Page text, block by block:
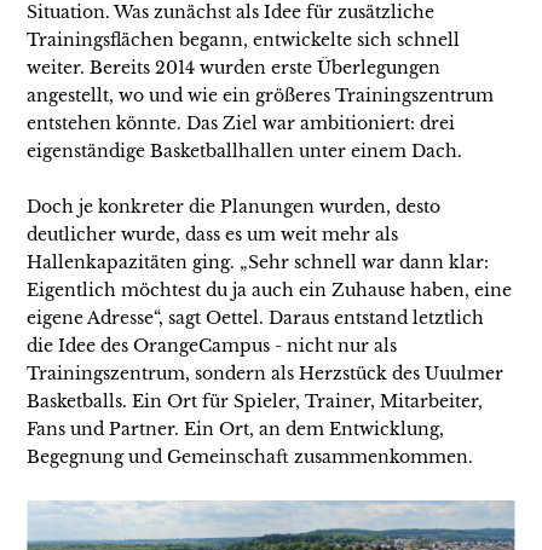
Situation. Was zunächst als Idee für zusätzliche
Trainingsflächen begann, entwickelte sich schnell
weiter. Bereits 2014 wurden erste Überlegungen
angestellt, wo und wie ein größeres Trainingszentrum
entstehen könnte. Das Ziel war ambitioniert: drei
eigenständige Basketballhallen unter einem Dach.
Doch je konkreter die Planungen wurden, desto
deutlicher wurde, dass es um weit mehr als
Hallenkapazitäten ging. „Sehr schnell war dann klar:
Eigentlich möchtest du ja auch ein Zuhause haben, eine
eigene Adresse“, sagt Oettel. Daraus entstand letztlich
die Idee des OrangeCampus - nicht nur als
Trainingszentrum, sondern als Herzstück des Uuulmer
Basketballs. Ein Ort für Spieler, Trainer, Mitarbeiter,
Fans und Partner. Ein Ort, an dem Entwicklung,
Begegnung und Gemeinschaft zusammenkommen.